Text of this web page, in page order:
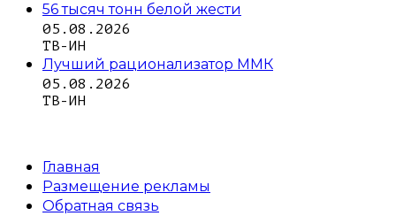
56 тысяч тонн белой жести
05.08.2026
ТВ-ИН
Лучший рационализатор ММК
05.08.2026
ТВ-ИН
Главная
Размещение рекламы
Обратная связь